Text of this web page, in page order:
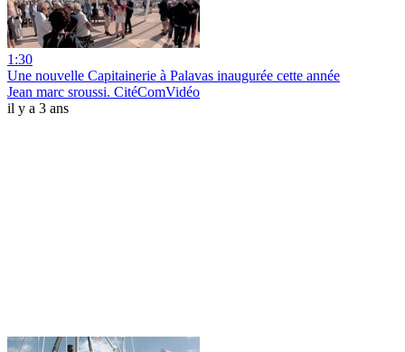
1:30
Une nouvelle Capitainerie à Palavas inaugurée cette année
Jean marc sroussi. CitéComVidéo
il y a 3 ans